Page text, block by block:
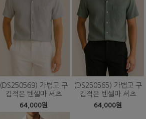
(DS250569) 가볍고 구
김적은 텐셀마 셔츠
64,000원
(DS250565) 가볍고 구
김적은 텐셀마 셔츠
64,000원